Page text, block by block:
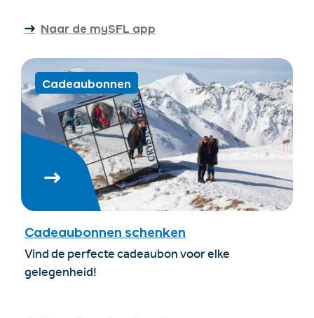
Naar de mySFL app
Cadeaubonnen
Cadeaubonnen schenken
Vind de perfecte cadeaubon voor elke
gelegenheid!